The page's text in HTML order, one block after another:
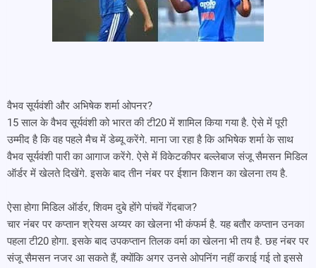
वैभव सूर्यवंशी और अभिषेक शर्मा ओपनर?
15 साल के वैभव सूर्यवंशी को भारत की टी20 में शामिल किया गया है. ऐसे में पूरी
उम्मीद है कि वह पहले मैच में डेब्यू करेंगे. माना जा रहा है कि अभिषेक शर्मा के साथ
वैभव सूर्यवंशी पारी का आगाज करेंगे. ऐसे में विकेटकीपर बल्लेबाज संजू सैमसन मिडिल
ऑर्डर में खेलते दिखेंगे. इसके बाद तीन नंबर पर ईशान किशन का खेलना तय है.
ऐसा होगा मिडिल ऑर्डर, शिवम दुबे होंगे पांचवें गेंदबाज?
चार नंबर पर कप्तान श्रेयस अय्यर का खेलना भी कंफर्म है. यह बतौर कप्तान उनका
पहला टी20 होगा. इसके बाद उपकप्तान तिलक वर्मा का खेलना भी तय है. छह नंबर पर
संजू सैमसन नजर आ सकते हैं, क्योंकि अगर उनसे ओपनिंग नहीं कराई गई तो इससे